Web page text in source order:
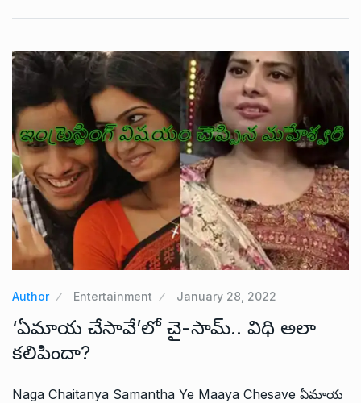
Author Entertainment January 28, 2022
‘ఏమాయ చేసావే’లో చై-సామ్.. విధి అలా
కలిపిందా?
Naga Chaitanya Samantha Ye Maaya Chesave ఏమాయ